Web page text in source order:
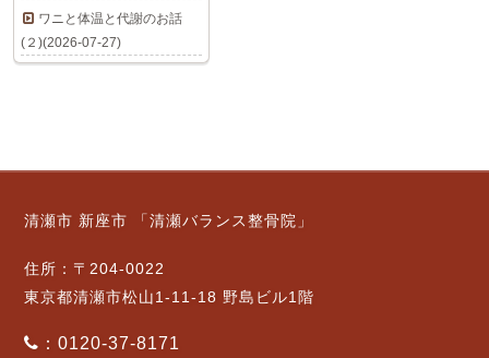
ワニと体温と代謝のお話
(２)(2026-07-27)
清瀬市 新座市 「清瀬バランス整骨院」
住所：〒204-0022
東京都清瀬市松山1-11-18 野島ビル1階
：0120-37-8171